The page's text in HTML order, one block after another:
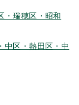
・瑞穂区・昭和
中区・熱田区・中